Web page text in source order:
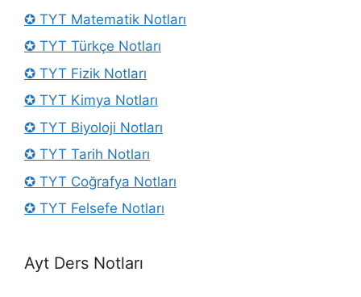
✪ TYT Matematik Notları
✪ TYT Türkçe Notları
✪ TYT Fizik Notları
✪ TYT Kimya Notları
✪ TYT Biyoloji Notları
✪ TYT Tarih Notları
✪ TYT Coğrafya Notları
✪ TYT Felsefe Notları
Ayt Ders Notları